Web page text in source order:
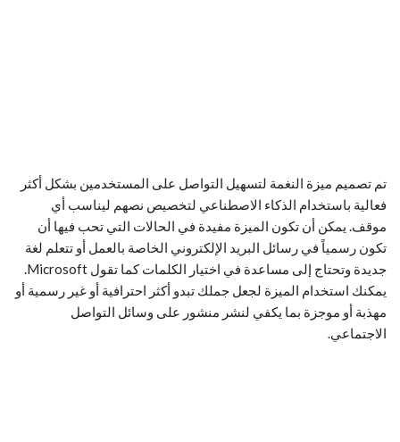
تم تصميم ميزة النغمة لتسهيل التواصل على المستخدمين بشكل أكثر
فعالية باستخدام الذكاء الاصطناعي لتخصيص نصهم ليناسب أي
موقف. يمكن أن تكون الميزة مفيدة في الحالات التي تحب فيها أن
تكون رسمياً في رسائل البريد الإلكتروني الخاصة بالعمل أو تتعلم لغة
يمكنك استخدام الميزة لجعل جملك تبدو أكثر احترافية أو غير رسمية أو
مهذبة أو موجزة بما يكفي لنشر منشور على وسائل التواصل
الاجتماعي.